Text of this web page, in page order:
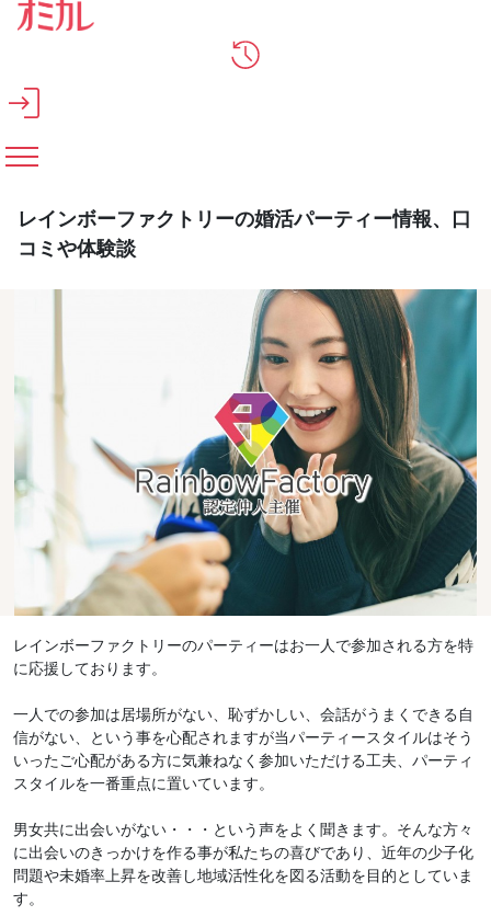
メインコンテンツへスキップ
レインボーファクトリーの婚活パーティー情報、口
コミや体験談
レインボーファクトリーのパーティーはお一人で参加される方を特
に応援しております。
一人での参加は居場所がない、恥ずかしい、会話がうまくできる自
信がない、という事を心配されますが当パーティースタイルはそう
いったご心配がある方に気兼ねなく参加いただける工夫、パーティ
スタイルを一番重点に置いています。
男女共に出会いがない・・・という声をよく聞きます。そんな方々
に出会いのきっかけを作る事が私たちの喜びであり、近年の少子化
問題や未婚率上昇を改善し地域活性化を図る活動を目的としていま
す。